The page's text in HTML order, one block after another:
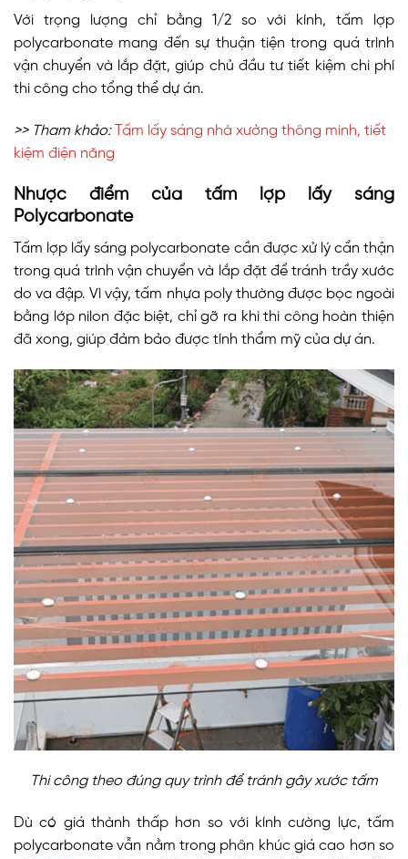
Với trọng lượng chỉ bằng 1/2 so với kính, tấm lợp
polycarbonate mang đến sự thuận tiện trong quá trình
vận chuyển và lắp đặt, giúp chủ đầu tư tiết kiệm chi phí
thi công cho tổng thể dự án.
>> Tham khảo:
Tấm lấy sáng nhà xưởng thông minh, tiết
kiệm điện năng
Nhược điểm của tấm lợp lấy sáng
Polycarbonate
Tấm lợp lấy sáng polycarbonate cần được xử lý cẩn thận
trong quá trình vận chuyển và lắp đặt để tránh trầy xước
do va đập. Vì vậy, tấm nhựa poly thường được bọc ngoài
bằng lớp nilon đặc biệt, chỉ gỡ ra khi thi công hoàn thiện
đã xong, giúp đảm bảo được tính thẩm mỹ của dự án.
Thi công theo đúng quy trình để tránh gây xước tấm
Dù có giá thành thấp hơn so với kính cường lực, tấm
polycarbonate vẫn nằm trong phân khúc giá cao hơn so